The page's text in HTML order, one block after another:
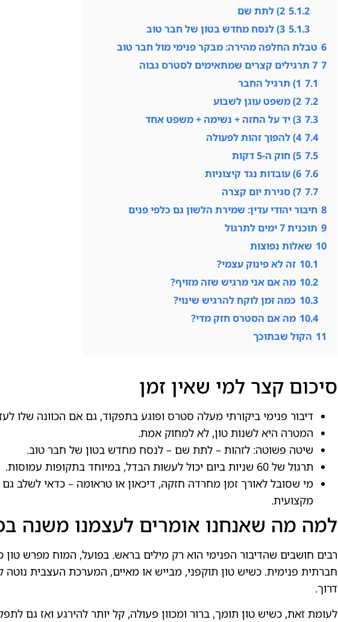
5.1.2 2) לתת שם
5.1.3 3) לנסח מחדש בטון של חבר טוב
6 טבלת החלפה מהירה: מבקר פנימי מול חבר טוב
7 7 תרגילים קצרים שמתאימים לסטרס גבוה
7.1 1) תרגיל החבר
7.2 2) משפט עוגן לשבוע
7.3 3) יד על החזה + נשימה + משפט אחד
7.4 4) להפוך זהות לפעולה
7.5 5) חוק ה-5 דקות
7.6 6) עובדות נגד קיצוניות
7.7 7) סגירת יום קצרה
8 חיבור יהודי עדין: שמירת הלשון גם כלפי פנים
9 תוכנית 7 ימים לתרגול
10 שאלות נפוצות
10.1 זה לא פינוק עצמי?
10.2 מה אם אני מרגיש שזה מזויף?
10.3 כמה זמן לוקח להרגיש שינוי?
10.4 מה אם הסטרס חזק מדי?
11 הקול שבתוכך
סיכום קצר למי שאין זמן
דיבור פנימי ביקורתי מעלה סטרס ופוגע בתפקוד, גם אם הכוונה שלו
המטרה היא לשנות טון, לא למחוק אמת.
שיטה פשוטה: לזהות – לתת שם – לנסח מחדש בטון של חבר טוב.
תרגול של 60 שניות ביום יכול לעשות הבדל, במיוחד בתקופות עמוסות.
מי שסובל לאורך זמן מחרדה חזקה, דיכאון או טראומה – כדאי לשלב
מקצועית.
למה מה שאנחנו אומרים לעצמנו משנה
רבים חושבים שהדיבור הפנימי הוא רק מילים בראש. בפועל, המוח מפרש טון
חברתית פנימית. כשיש טון תוקפני, מבייש או מאיים, המערכת העצבית
דרוך.
לעומת זאת, כשיש טון תומך, ברור ומכוון פעולה, קל יותר להירגע ואז גם